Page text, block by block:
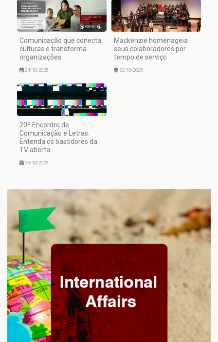
Comunicação que conecta
culturas e transforma
organizações
24/10/2025
Mackenzie homenageia
seus colaboradores por
tempo de serviço
23/10/2025
20º Encontro de
Comunicação e Letras:
Entenda os bastidores da
TV aberta
23/10/2025